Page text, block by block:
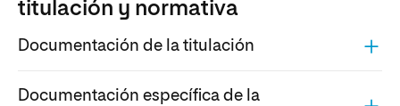
titulación y normativa
Documentación de la titulación
Documentación específica de la